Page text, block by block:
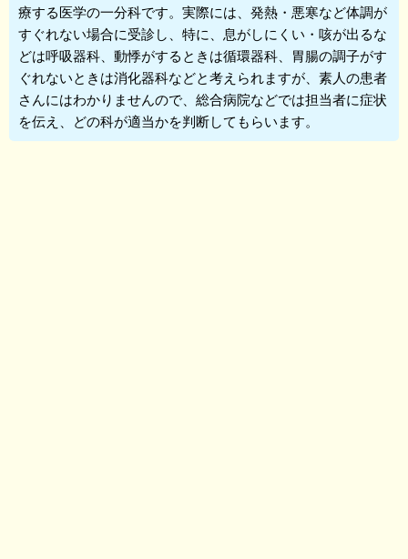
療する医学の一分科です。実際には、発熱・悪寒など体調が
すぐれない場合に受診し、特に、息がしにくい・咳が出るな
どは呼吸器科、動悸がするときは循環器科、胃腸の調子がす
ぐれないときは消化器科などと考えられますが、素人の患者
さんにはわかりませんので、総合病院などでは担当者に症状
を伝え、どの科が適当かを判断してもらいます。